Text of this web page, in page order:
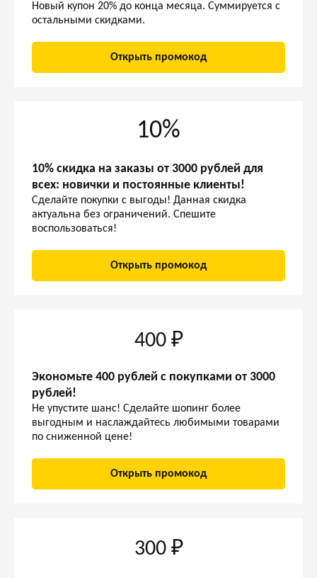
Новый купон 20% до конца месяца. Суммируется с
остальными скидками.
Открыть промокод
10%
10% скидка на заказы от 3000 рублей для
всех: новички и постоянные клиенты!
Сделайте покупки с выгоды! Данная скидка
актуальна без ограничений. Спешите
воспользоваться!
Открыть промокод
400 ₽
Экономьте 400 рублей с покупками от 3000
рублей!
Не упустите шанс! Сделайте шопинг более
выгодным и наслаждайтесь любимыми товарами
по сниженной цене!
Открыть промокод
300 ₽